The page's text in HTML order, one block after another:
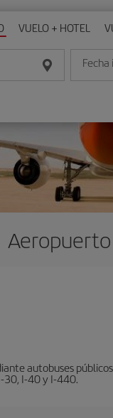
VUELO + HOTEL
Fecha
autobuses
30, I-40 y I-440.